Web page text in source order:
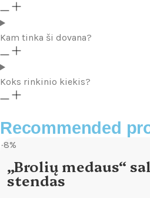
Kam tinka ši dovana?
Koks rinkinio kiekis?
Recommended
-8%
„Brolių medaus“
stendas